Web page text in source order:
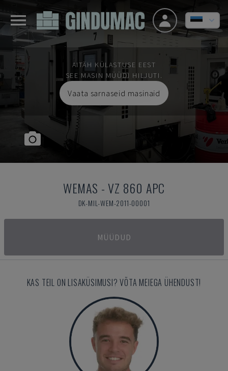
AITÄH KÜLASTUSE EEST
SEE MASIN MÜÜDI HILJUTI.
Vaata sarnaseid masinaid
WEMAS -VZ 860 APC
DK-MIL-WEM-2011-00001
MÜÜDUD
KAS TEIL ON LISAKÜSIMUSI? VÕTA MEIEGA ÜHENDUST!